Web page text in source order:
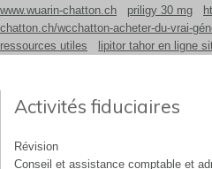
www.wuarin-chatton.ch
priligy 30 mg
chatton.ch/wcchatton-acheter-du-vrai-
ressources utiles
lipitor tahor en ligne
Activités fiduciaires
Révision
Conseil et assistance comptable et